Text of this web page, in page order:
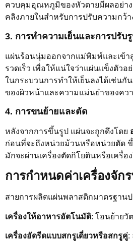
ควบคุมอุณหภูมิของหัวดายมีผลอย่า
คลิงภายในสำหรับการปรับความกว้
3. การทำความเย็นและการปรับ
แผ่นร้อนนุ่มออกจากแม่พิมพ์และเข้า
รวดเร็ว เพื่อให้แน่ใจว่าแผ่นแข็งตัว
ในกระบวนการทำให้เย็นลงได้เช่น
ของผิวหน้าและความแม่นยำของคว
4. การขนย้ายและตัด
หลังจากการขึ้นรูป แผ่นจะถูกดึงโดย
ก่อนที่จะถึงหน่วยม้วนหรือหน่วยตัด
มักจะผ่านเครื่องตัดกิโยตินหรือเครื่อ
การกำหนดค่าเครื่องจัก
สายการผลิตแผ่นพลาสติกมาตรฐาน
เครื่องให้อาหารอัตโนมัติ: โอนย้ายวั
เครื่องอัดรีดแบบสกรูเดี่ยวหรือสกรูคู่: